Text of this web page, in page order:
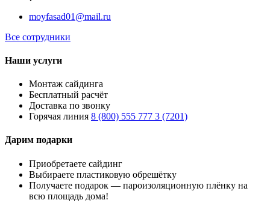
moyfasad01@mail.ru
Все сотрудники
Наши услуги
Монтаж сайдинга
Бесплатный расчёт
Доставка по звонку
Горячая линия 8 (800) 555 777 3 (7201)
Дарим подарки
Приобретаете сайдинг
Выбираете пластиковую обрешётку
Получаете подарок — пароизоляционную плёнку на
всю площадь дома!